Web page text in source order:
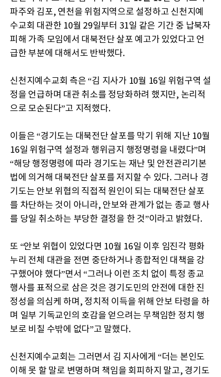
파주와 김포, 연천을 위험지역으로 설정하고 신천지예
수교회 대관한 10월 29일부터 31일 같은 기간 중 납북자
피해 가족 모임에서 대북전단 살포 예고가 있었다고 언
급한 부분에 대해서도 반박했다.
신천지예수교회 측은 “김 지사가 10월 16일 위험구역 설
정을 언급하며 대관 취소를 정당화하려 했지만, 논리적
으로 모순된다”고 지적했다.
이들은 “경기도는 대북전단 살포를 막기 위해 지난 10월
16일 위험구역 설정과 행위금지 행정명령을 내렸다”며
“해당 행정명령에 따라 경기도는 재난 및 안전관리기본
법에 의거해 대북전단 살포를 저지할 수 있다. 그러나 경
기도는 안보 위협의 직접적 원인이 되는 대북전단 살포
를 차단하는 것이 아니라, 안보와 관계가 없는 종교 행사
를 당일 취소하는 부당한 결정을 한 것”이라고 밝혔다.
또 “안보 위협이 있었다면 10월 16일 이후 임진각 평화
누리 전체 대관을 전면 중단하거나 종합적인 대책을 강
구했어야 했다”면서 “그러나 이런 조치 없이 특정 종교
행사를 표적으로 삼은 것은 경기도민의 안전에 대한 진
정성을 의심케 하며, 정치적 이득을 위해 안보 타령을 하
며 일부 기독교인의 호감을 얻으려는 무책임한 정치 행
보로 비칠 수밖에 없다”고 말했다.
신천지예수교회는 그러면서 김 지사에게 “더는 본인도
이해 못 할 말로 변명하며 책임을 회피하지 말고, 경기도